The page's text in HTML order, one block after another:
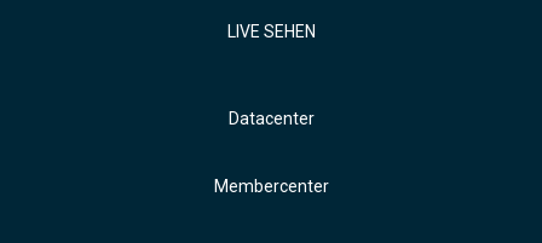
LIVE SEHEN
Datacenter
Membercenter